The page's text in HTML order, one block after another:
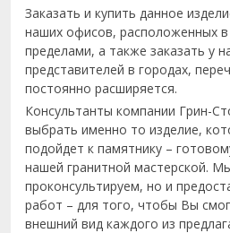
Заказать и купить данное
наших офисов, расположенных в
пределами, а также заказать у
представителей в городах,
постоянно расширяется.
Консультанты компании Грин-
выбрать именно то изделие,
подойдет к памятнику –
нашей гранитной мастерской.
проконсультируем, но и
работ – для того, чтобы Вы
внешний вид каждого из